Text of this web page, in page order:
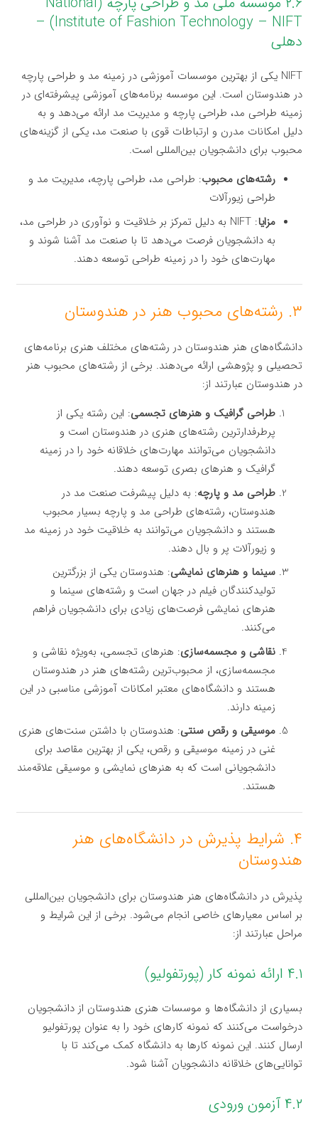
Institute of Fashion Technology – NIFT) –
دهلی
NIFT یکی از بهترین موسسات آموزشی در زمینه مد و طراحی پارچه
در هندوستان است. این موسسه برنامه‌های آموزشی پیشرفته‌ای در
زمینه طراحی مد، طراحی پارچه و مدیریت مد ارائه می‌دهد و به
دلیل امکانات مدرن و ارتباطات قوی با صنعت مد، یکی از گزینه‌های
محبوب برای دانشجویان بین‌المللی است.
رشته‌های محبوب: طراحی مد، طراحی پارچه، مدیریت مد و
طراحی زیورآلات
مزایا
: NIFT به دلیل تمرکز بر خلاقیت و نوآوری در طراحی مد،
به دانشجویان فرصت می‌دهد تا با صنعت مد آشنا شوند و
مهارت‌های خود را در زمینه طراحی توسعه دهند.
۳. رشته‌های محبوب هنر در هندوستان
دانشگاه‌های هنر هندوستان در رشته‌های مختلف هنری برنامه‌های
تحصیلی و پژوهشی ارائه می‌دهند. برخی از رشته‌های محبوب هنر
در هندوستان عبارتند از:
طراحی گرافیک و هنرهای تجسمی: این رشته یکی از
پرطرفدارترین رشته‌های هنری در هندوستان است و
دانشجویان می‌توانند مهارت‌های خلاقانه خود را در زمینه
گرافیک و هنرهای بصری توسعه دهند.
طراحی مد و پارچه: به دلیل پیشرفت صنعت مد در
هندوستان، رشته‌های طراحی مد و پارچه بسیار محبوب
هستند و دانشجویان می‌توانند به خلاقیت خود در زمینه مد
و زیورآلات پر و بال دهند.
سینما و هنرهای نمایشی: هندوستان یکی از بزرگترین
تولیدکنندگان فیلم در جهان است و رشته‌های سینما و
هنرهای نمایشی فرصت‌های زیادی برای دانشجویان فراهم
می‌کنند.
نقاشی و مجسمه‌سازی: هنرهای تجسمی، به‌ویژه نقاشی و
مجسمه‌سازی، از محبوب‌ترین رشته‌های هنر در هندوستان
هستند و دانشگاه‌های معتبر امکانات آموزشی مناسبی در این
زمینه دارند.
موسیقی و رقص سنتی: هندوستان با داشتن سنت‌های هنری
غنی در زمینه موسیقی و رقص، یکی از بهترین مقاصد برای
دانشجویانی است که به هنرهای نمایشی و موسیقی علاقه‌مند
هستند.
۴. شرایط پذیرش در دانشگاه‌های هنر
هندوستان
پذیرش در دانشگاه‌های هنر هندوستان برای دانشجویان بین‌المللی
بر اساس معیارهای خاصی انجام می‌شود. برخی از این شرایط و
مراحل عبارتند از:
۴.۱ ارائه نمونه کار (پورتفولیو)
بسیاری از دانشگاه‌ها و موسسات هنری هندوستان از دانشجویان
درخواست می‌کنند که نمونه کارهای خود را به عنوان پورتفولیو
ارسال کنند. این نمونه کارها به دانشگاه کمک می‌کند تا با
توانایی‌های خلاقانه دانشجویان آشنا شود.
۴.۲ آزمون ورودی